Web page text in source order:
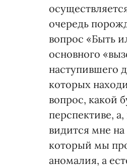
очередь
вопрос «Быть
основного
наступившего
которых
вопрос, какой
перспективе,
видится мне
который мы
аномалия, а